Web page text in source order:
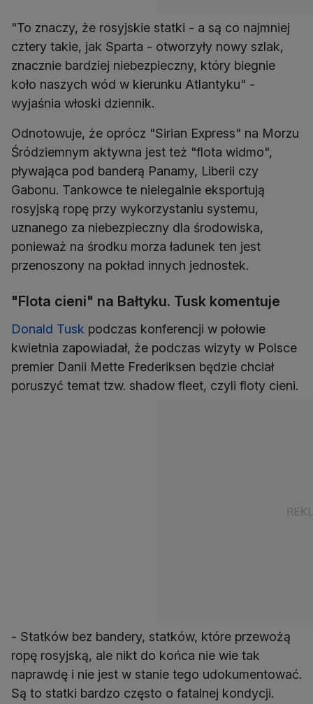
"To znaczy, że rosyjskie statki - a są co najmniej
cztery takie, jak Sparta - otworzyły nowy szlak,
znacznie bardziej niebezpieczny, który biegnie
koło naszych wód w kierunku Atlantyku" -
wyjaśnia włoski dziennik.
Odnotowuje, że oprócz "Sirian Express" na Morzu
Śródziemnym aktywna jest też "flota widmo",
pływająca pod banderą Panamy, Liberii czy
Gabonu. Tankowce te nielegalnie eksportują
rosyjską ropę przy wykorzystaniu systemu,
uznanego za niebezpieczny dla środowiska,
ponieważ na środku morza ładunek ten jest
przenoszony na pokład innych jednostek.
"Flota cieni" na Bałtyku. Tusk komentuje
Donald Tusk podczas konferencji w połowie
kwietnia zapowiadał, że podczas wizyty w Polsce
premier Danii Mette Frederiksen będzie chciał
- Statków bez bandery, statków, które przewożą
ropę rosyjską, ale nikt do końca nie wie tak
naprawdę i nie jest w stanie tego udokumentować.
Są to statki bardzo często o fatalnej kondycji.